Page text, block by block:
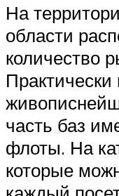
На
области
количество
часть баз
флоты. На
которые